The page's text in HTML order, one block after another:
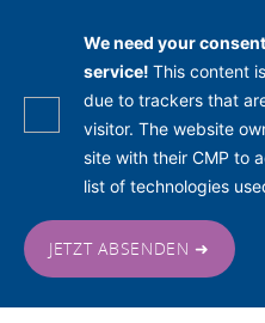
We need your
service! This content
due to trackers that
visitor. The website
site with their CMP to
list of technologies
JETZT ABSENDEN ➜